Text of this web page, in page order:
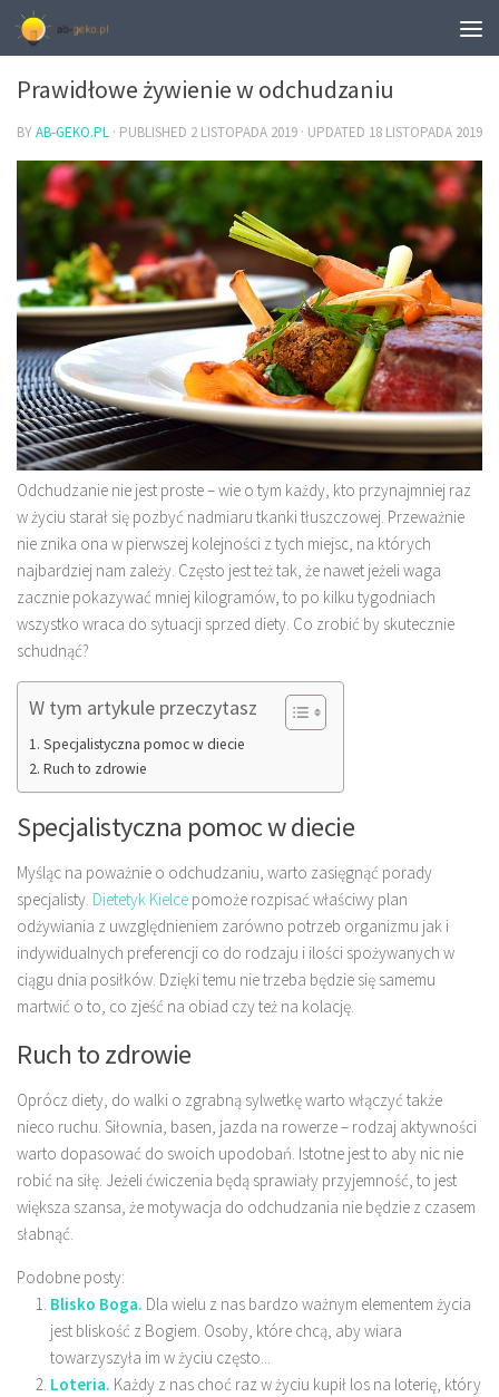
CIEKAWOSTKI
Prawidłowe żywienie w odchudzaniu
BYAB-GEKO.PL · PUBLISHED 2 LISTOPADA 2019 · UPDATED 18 LISTOPADA 2019
Odchudzanie nie jest proste – wie o tym każdy, kto przynajmniej raz
w życiu starał się pozbyć nadmiaru tkanki tłuszczowej. Przeważnie
nie znika ona w pierwszej kolejności z tych miejsc, na których
najbardziej nam zależy. Często jest też tak, że nawet jeżeli waga
zacznie pokazywać mniej kilogramów, to po kilku tygodniach
wszystko wraca do sytuacji sprzed diety. Co zrobić by skutecznie
schudnąć?
W tym artykule przeczytasz
Specjalistyczna pomoc w diecie
Ruch to zdrowie
Specjalistyczna pomoc w diecie
Myśląc na poważnie o odchudzaniu, warto zasięgnąć porady
specjalisty. Dietetyk Kielce pomoże rozpisać właściwy plan
odżywiania z uwzględnieniem zarówno potrzeb organizmu jak i
indywidualnych preferencji co do rodzaju i ilości spożywanych w
ciągu dnia posiłków. Dzięki temu nie trzeba będzie się samemu
martwić o to, co zjeść na obiad czy też na kolację.
Ruch to zdrowie
Oprócz diety, do walki o zgrabną sylwetkę warto włączyć także
nieco ruchu. Siłownia, basen, jazda na rowerze – rodzaj aktywności
warto dopasować do swoich upodobań. Istotne jest to aby nic nie
robić na siłę. Jeżeli ćwiczenia będą sprawiały przyjemność, to jest
większa szansa, że motywacja do odchudzania nie będzie z czasem
słabnąć.
Podobne posty:
Blisko Boga. Dla wielu z nas bardzo ważnym elementem życia
jest bliskość z Bogiem. Osoby, które chcą, aby wiara
towarzyszyła im w życiu często...
Loteria. Każdy z nas choć raz w życiu kupił los na loterię, który